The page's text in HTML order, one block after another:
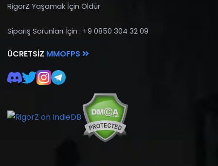
RigorZ Yaşamak İçin Öldür
Sipariş Sorunları İçin : +9 0850 304 32 09
ÜCRETSIZ MMOFPS